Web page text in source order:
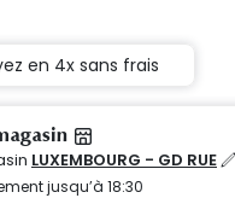
en 4x sans frais
LUXEMBOURG - GD RUE
jusqu’à 18:30